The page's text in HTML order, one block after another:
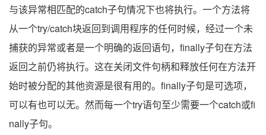
与该异常相匹配的catch子句情况下也将执行。一个方法将
从一个try/catch块返回到调用程序的任何时候，经过一个未
捕获的异常或者是一个明确的返回语句，finally子句在方法
返回之前仍将执行。这在关闭文件句柄和释放任何在方法开
始时被分配的其他资源是很有用的。finally子句是可选项，
可以有也可以无。然而每一个try语句至少需要一个catch或fi
nally子句。